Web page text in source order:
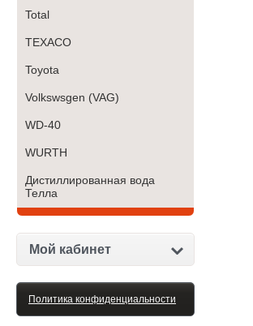
Total
TEXACO
Toyota
Volkswsgen (VAG)
WD-40
WURTH
Дистиллированная вода
Телла
Мой кабинет
Политика конфиденциальности